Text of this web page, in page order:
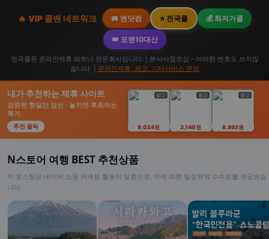
🔥 VIP 콜밴 네트워크 🚐 밴닷컴 ⭐ 전국콜 💰 최저가콜
👑 모밴10대산
전국콜은 온라인제휴 파트너 전문회사입니다. | 본사사칭조심 - 어떠한 번호도 쓰지않
습니다. |
온라인제휴, 광고, 기타서비스 문의
내가 추천하는 제휴 사이트
검증된 핫딜만 엄선 · 놓치면 후회하는
특가
추천 클릭
광고
9,024원
광고
3,140원
광고
8,892원
N스토어 여행 BEST 추천상품
이 포스팅은 네이버 쇼핑 커넥트 활동의 일환으로, 이에 따른 일정액의 수수료를 제공받습
니다.